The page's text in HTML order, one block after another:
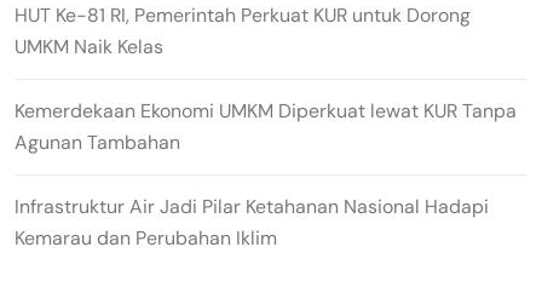
HUT Ke-81 RI, Pemerintah Perkuat KUR untuk Dorong
UMKM Naik Kelas
Kemerdekaan Ekonomi UMKM Diperkuat lewat KUR Tanpa
Agunan Tambahan
Infrastruktur Air Jadi Pilar Ketahanan Nasional Hadapi
Kemarau dan Perubahan Iklim